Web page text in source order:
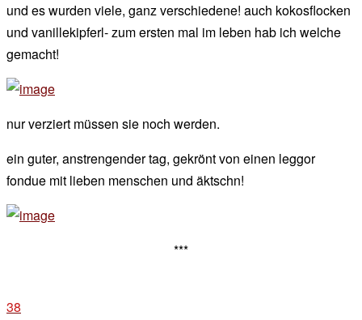
und es wurden viele, ganz verschiedene! auch kokosflocken
und vanillekipferl- zum ersten mal im leben hab ich welche
gemacht!
nur verziert müssen sie noch werden.
ein guter, anstrengender tag, gekrönt von einen leggor
fondue mit lieben menschen und äktschn!
***
38